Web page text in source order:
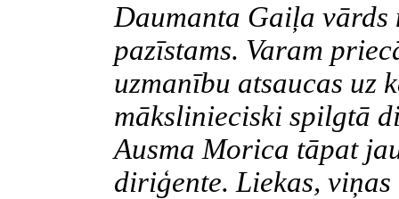
Daumanta Gaiļa vārds
pazīstams. Varam
uzmanību atsaucas uz
mākslinieciski spilgtā
Ausma Morica tāpat
diriģente. Liekas,